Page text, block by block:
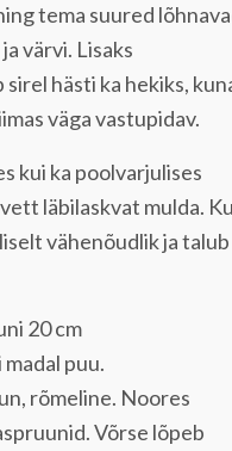
tema suured
värvi. Lisaks
hästi ka hekiks,
väga vastupidav.
kui ka poolvarjulises
läbilaskvat mulda.
vähenõudlik ja talub
20 cm
puu.
rõmeline. Noores
Võrse lõpeb